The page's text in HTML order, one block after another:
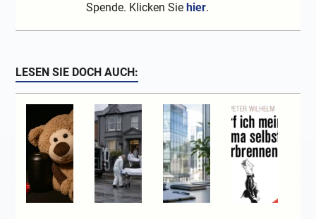
Spende. Klicken Sie hier.
LESEN SIE DOCH AUCH: